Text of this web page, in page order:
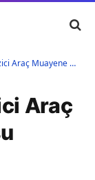
Muayene Randevusu
Araç